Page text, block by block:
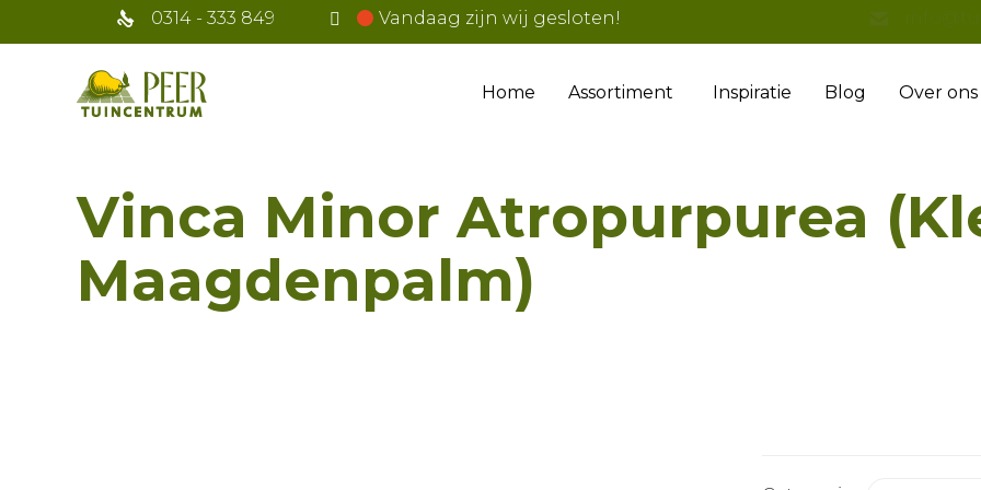
0314 - 333 849 Vandaag zijn wij gesloten!
Home Assortiment Inspiratie Blog Over ons
Vinca Minor Atropurpurea
Maagdenpalm)